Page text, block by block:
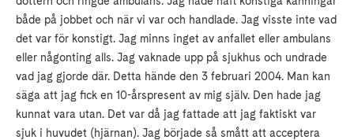
både på jobbet och när vi var och handlade. Jag visste inte vad
det var för konstigt. Jag minns inget av anfallet eller ambulans
eller någonting alls. Jag vaknade upp på sjukhus och undrade
vad jag gjorde där. Detta hände den 3 februari 2004. Man kan
säga att jag fick en 10-årspresent av mig själv. Den hade jag
kunnat vara utan. Det var då jag fattade att jag faktiskt var
sjuk i huvudet (hjärnan). Jag började så smått att acceptera